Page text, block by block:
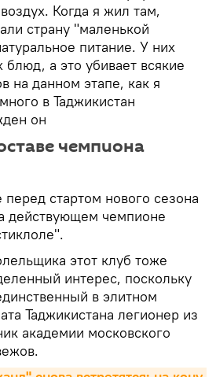
Когда я жил там,
страну "маленькой
питание. У них
а это убивает всякие
на данном этапе, как я
в Таджикистан
он
чемпиона
стартом нового сезона
действующем чемпионе
этот клуб тоже
интерес, поскольку
в элитном
Таджикистана легионер из
академии московского